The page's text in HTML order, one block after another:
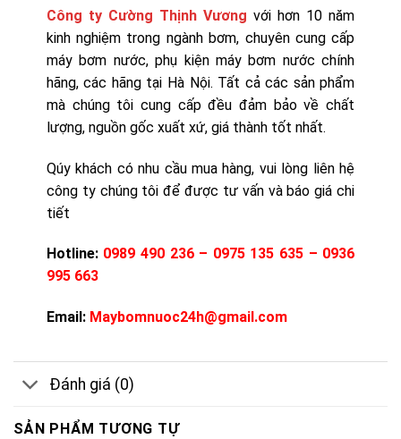
Công ty Cường Thịnh Vương với hơn 10 năm
kinh nghiệm trong ngành bơm, chuyên cung cấp
máy bơm nước, phụ kiện máy bơm nước chính
hãng, các hãng tại Hà Nội. Tất cả các sản phẩm
mà chúng tôi cung cấp đều đảm bảo về chất
lượng, nguồn gốc xuất xứ, giá thành tốt nhất.
Qúy khách có nhu cầu mua hàng, vui lòng liên hệ
công ty chúng tôi để được tư vấn và báo giá chi
tiết
Hotline: 0989 490 236 – 0975 135 635 – 0936
995 663
Email: Maybomnuoc24h@gmail.com
Đánh giá (0)
SẢN PHẨM TƯƠNG TỰ